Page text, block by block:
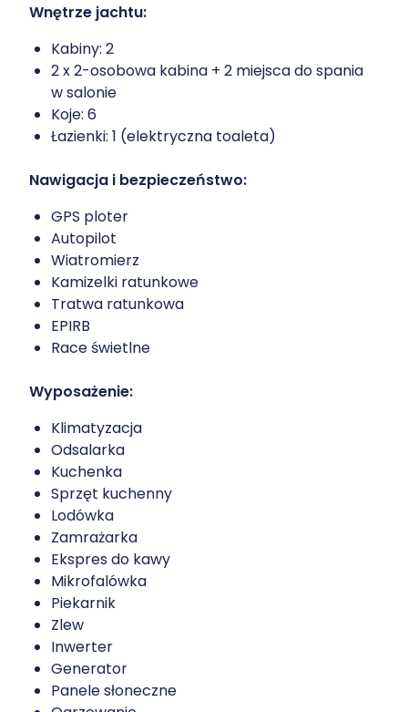
Wnętrze jachtu:
Kabiny: 2
2 x 2-osobowa kabina + 2 miejsca do spania
w salonie
Koje: 6
Łazienki: 1 (elektryczna toaleta)
Nawigacja i bezpieczeństwo:
GPS ploter
Autopilot
Wiatromierz
Kamizelki ratunkowe
Tratwa ratunkowa
EPIRB
Race świetlne
Wyposażenie:
Klimatyzacja
Odsalarka
Kuchenka
Sprzęt kuchenny
Lodówka
Zamrażarka
Ekspres do kawy
Mikrofalówka
Piekarnik
Zlew
Inwerter
Genera­tor
Panele słoneczne